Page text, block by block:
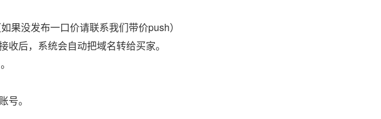
如果没发布一口价请联系我们带价push）
后，系统会自动把域名转给买家。
号。